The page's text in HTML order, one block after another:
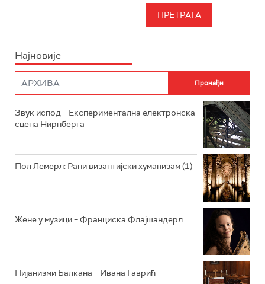
РАДИО БЕОГРАД 3
РАДИО РОКЕНРОЛЕР
РАДИО ЏЕЗЕР
ИНФО
Најновије
Звук испод – Експериментална електронска
сцена Нирнберга
Пол Лемерл: Рани византијски хуманизам (1)
Жене у музици – Франциска Флајшандерл
Пијанизми Балкана – Ивана Гаврић